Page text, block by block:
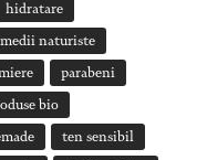
hidratare
naturiste
parabeni
bio
ten sensibil